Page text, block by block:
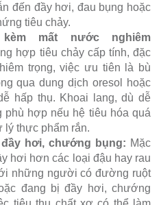
đến đầy hơi, đau bụng hoặc
tiêu chảy.
mất nước nghiêm
hợp tiêu chảy cấp tính, đặc
trọng, việc ưu tiên là bù
qua dung dịch oresol hoặc
hấp thụ. Khoai lang, dù dễ
phù hợp nếu hệ tiêu hóa quá
lý thực phẩm rắn.
hơi, chướng bụng: Mặc
hơi hơn các loại đậu hay rau
những người có đường ruột
đang bị đầy hơi, chướng